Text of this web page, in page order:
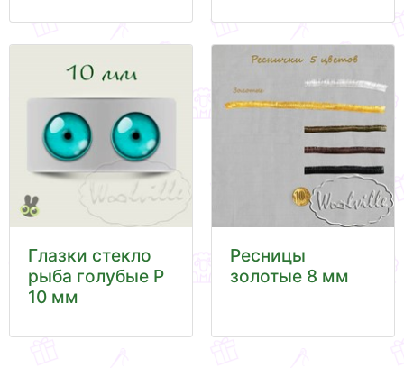
Глазки стекло
рыба голубые Р
10 мм
Ресницы
золотые 8 мм